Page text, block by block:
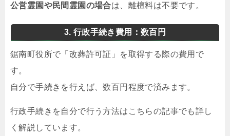
公営霊園や民間霊園の場合は、離檀料は不要です。
3. 行政手続き費用：数百円
鋸南町役所で「改葬許可証」を取得する際の費用で
す。
自分で手続きを行えば、数百円程度で済みます。
行政手続きを自分で行う方法はこちらの記事でも詳し
く解説しています。